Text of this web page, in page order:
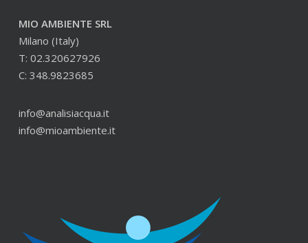
MIO AMBIENTE SRL
Milano (Italy)
T: 02.320627926
C: 348.9823685
info@analisiacqua.it
info@mioambiente.it